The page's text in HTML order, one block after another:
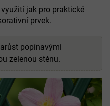
jak pro praktické
prvek.
popínavými
zelenou stěnu.